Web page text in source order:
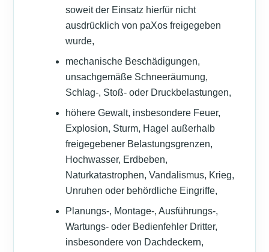
soweit der Einsatz hierfür nicht
ausdrücklich von paXos freigegeben
wurde,
mechanische Beschädigungen,
unsachgemäße Schneeräumung,
Schlag-, Stoß- oder Druckbelastungen,
höhere Gewalt, insbesondere Feuer,
Explosion, Sturm, Hagel außerhalb
freigegebener Belastungsgrenzen,
Hochwasser, Erdbeben,
Naturkatastrophen, Vandalismus, Krieg,
Unruhen oder behördliche Eingriffe,
Planungs-, Montage-, Ausführungs-,
Wartungs- oder Bedienfehler Dritter,
insbesondere von Dachdeckern,